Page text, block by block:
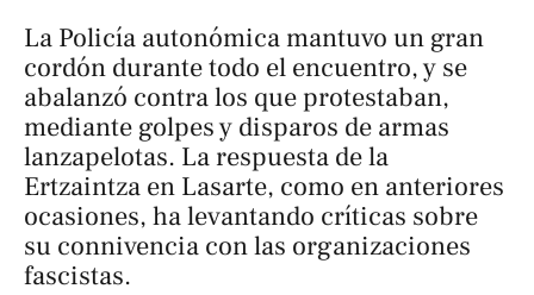
La Policía autonómica mantuvo un gran
cordón durante todo el encuentro, y se
abalanzó contra los que protestaban,
mediante golpes y disparos de armas
lanzapelotas. La respuesta de la
Ertzaintza en Lasarte, como en anteriores
ocasiones, ha levantando críticas sobre
su connivencia con las organizaciones
fascistas.